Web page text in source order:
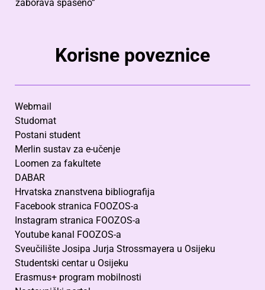
zaborava spašeno”
Korisne poveznice
Webmail
Studomat
Postani student
Merlin sustav za e-učenje
Loomen za fakultete
DABAR
Hrvatska znanstvena bibliografija
Facebook stranica FOOZOS-a
Instagram stranica FOOZOS-a
Youtube kanal FOOZOS-a
Sveučilište Josipa Jurja Strossmayera u Osijeku
Studentski centar u Osijeku
Erasmus+ program mobilnosti